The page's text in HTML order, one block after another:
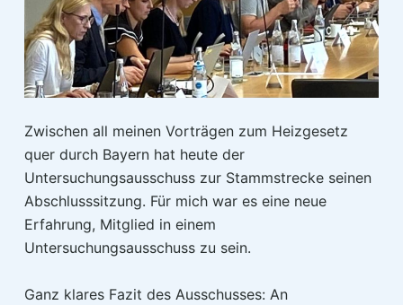
Zwischen all meinen Vorträgen zum Heizgesetz
quer durch Bayern hat heute der
Untersuchungsausschuss zur Stammstrecke seinen
Abschlusssitzung. Für mich war es eine neue
Erfahrung, Mitglied in einem
Untersuchungsausschuss zu sein.
Ganz klares Fazit des Ausschusses: An